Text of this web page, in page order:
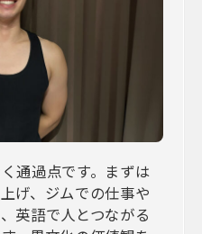
通過点です。まずは
げ、ジムでの仕事や
英語で人とつながる